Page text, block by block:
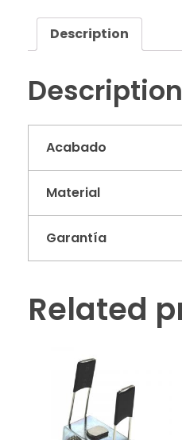
Description
Description
Acabado
Material
Garantía
Related